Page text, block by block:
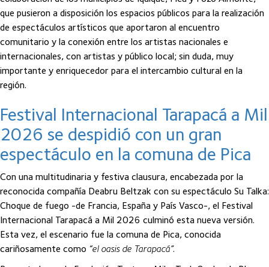
que pusieron a disposición los espacios públicos para la realización
de espectáculos artísticos que aportaron al encuentro
comunitario y la conexión entre los artistas nacionales e
internacionales, con artistas y público local; sin duda, muy
importante y enriquecedor para el intercambio cultural en la
región.
Festival Internacional Tarapacá a Mil
2026 se despidió con un gran
espectáculo en la comuna de Pica
Con una multitudinaria y festiva clausura, encabezada por la
reconocida compañía Deabru Beltzak con su espectáculo Su Talka:
Choque de fuego -de Francia, España y País Vasco-, el Festival
Internacional Tarapacá a Mil 2026 culminó esta nueva versión.
Esta vez, el escenario fue la comuna de Pica, conocida
cariñosamente como “el oasis de Tarapacá”.